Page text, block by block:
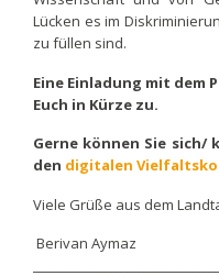
Lücken es im
zu füllen sind.
Eine Einladung mit dem
Euch in Kürze zu.
Gerne können Sie
den digitalen
Viele Grüße aus dem
Berivan Aymaz